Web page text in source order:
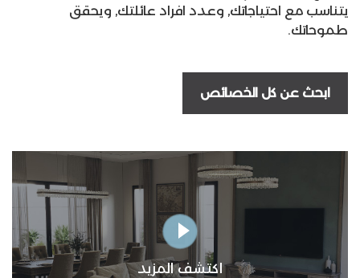
يتناسب مع احتياجاتك, وعدد افراد عائلتك, ويحقق
طموحاتك.
ابحث عن كل الخصائص
اكتشف المزيد